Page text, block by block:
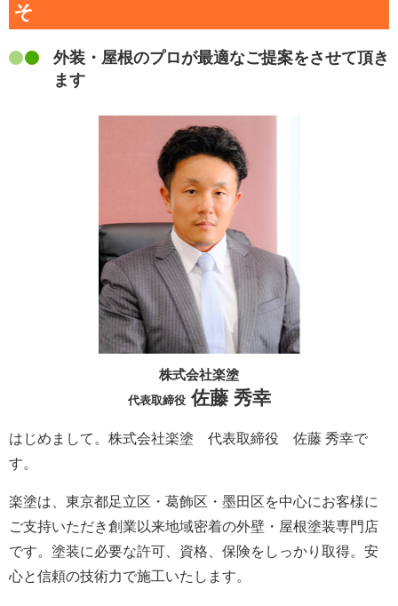
そ
外装・屋根のプロが最適なご提案をさせて頂き
ます
株式会社楽塗
代表取締役佐藤 秀幸
はじめまして。株式会社楽塗 代表取締役 佐藤 秀幸で
す。
楽塗は、東京都足立区・葛飾区・墨田区を中心にお客様に
ご支持いただき創業以来地域密着の外壁・屋根塗装専門店
です。塗装に必要な許可、資格、保険をしっかり取得。安
心と信頼の技術力で施工いたします。